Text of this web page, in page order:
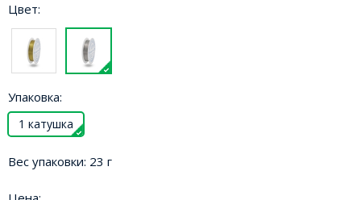
Цвет:
Упаковка:
1 катушка
Вес упаковки: 23 г